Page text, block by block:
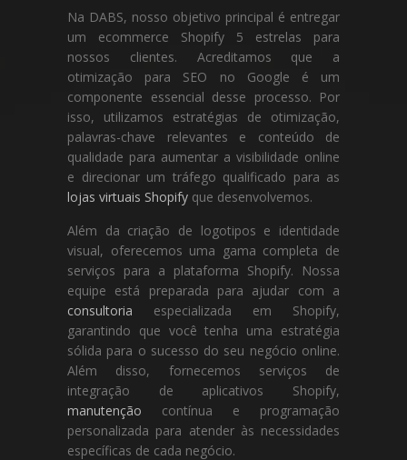
Na DABS, nosso objetivo principal é entregar
um ecommerce Shopify 5 estrelas para
nossos clientes. Acreditamos que a
otimização para SEO no Google é um
componente essencial desse processo. Por
isso, utilizamos estratégias de otimização,
palavras-chave relevantes e conteúdo de
qualidade para aumentar a visibilidade online
e direcionar um tráfego qualificado para as
lojas virtuais Shopify que desenvolvemos.
Além da criação de logotipos e identidade
visual, oferecemos uma gama completa de
serviços para a plataforma Shopify. Nossa
equipe está preparada para ajudar com a
consultoria especializada em Shopify,
garantindo que você tenha uma estratégia
sólida para o sucesso do seu negócio online.
Além disso, fornecemos serviços de
integração de aplicativos Shopify,
manutenção contínua e programação
personalizada para atender às necessidades
específicas de cada negócio.